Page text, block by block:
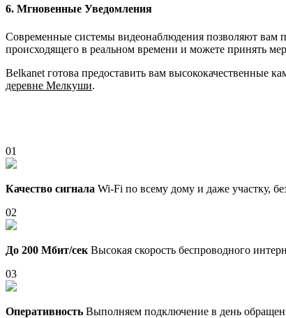
6. Мгновенные Уведомления
Современные системы видеонаблюдения позволяют вам
происходящего в реальном времени и можете принять
Belkanet готова предоставить вам высококачественные
деревне Мелкуши.
01
Качество сигнала Wi-Fi по всему дому и даже участку,
02
До 200 Мбит/сек Высокая скорость беспроводного
03
Оперативность Выполняем подключение в день